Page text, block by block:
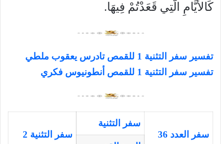
كَالأَيَّامِ الَّتِي قَعَدْتُمْ فِيهَا.
تفسير سفر التثنية 1 للقمص تادرس يعقوب ملطي
تفسير سفر التثنية 1 للقمص أنطونيوس فكري
سفر العدد 36
سفر التثنية
سفر التثنية 2